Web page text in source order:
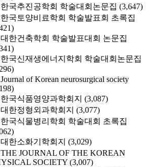
한국추진공학회 학술대회논문집 (3,647)
한국토양비료학회 학술발표회 초록집
대한건축학회 학술발표대회 논문집
한국신재생에너지학회 학술대회논문집
Journal of Korean neurosurgical society
한국식품영양과학회지 (3,087)
대한정형외과학회지 (3,077)
한국식물병리학회 학술대회 초록집
대한소화기학회지 (3,029)
THE JOURNAL OF THE KOREAN
SOCIETY (3,007)